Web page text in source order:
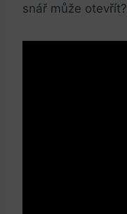
snář může otevřít?